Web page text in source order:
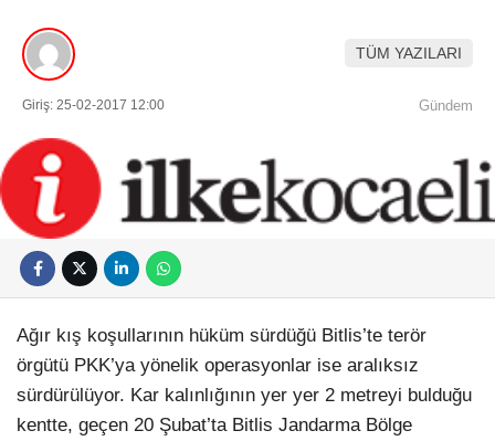
TÜM YAZILARI
Giriş: 25-02-2017 12:00 Gündem
Ağır kış koşullarının hüküm sürdüğü Bitlis’te terör
örgütü PKK’ya yönelik operasyonlar ise aralıksız
sürdürülüyor. Kar kalınlığının yer yer 2 metreyi bulduğu
kentte, geçen 20 Şubat’ta Bitlis Jandarma Bölge